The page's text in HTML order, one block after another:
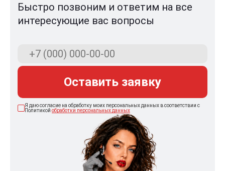
Быстро позвоним и ответим на все
интересующие вас вопросы
Оставить заявку
Я даю согласие на обработку моих персональных данных в соответствии с
Политикой обработки персональных данных